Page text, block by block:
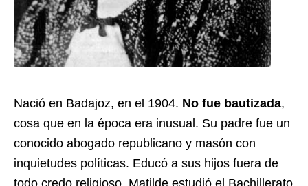
Nació en Badajoz, en el 1904. No fue bautizada,
cosa que en la época era inusual. Su padre fue un
conocido abogado republicano y masón con
inquietudes políticas. Educó a sus hijos fuera de
todo credo religioso. Matilde estudió el Bachillerato